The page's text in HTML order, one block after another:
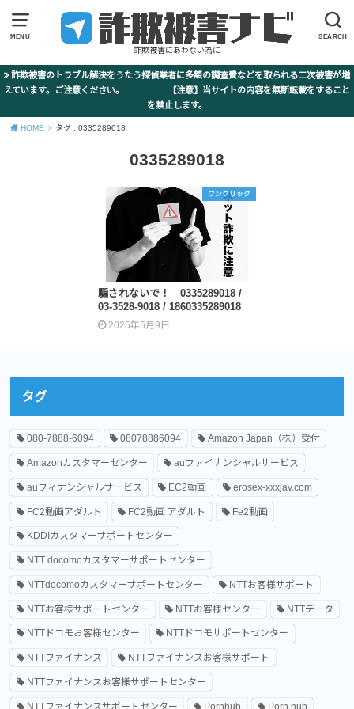
MENU SEARCH
詐欺被害にあわない為に
詐欺被害のトラブル解決をうたう探偵業者に多額の調査費などを取られる二次被害が増
えています。ご注意ください。 【注意】当サイトの内容を無断転載をすること
を禁止します。
HOME タグ : 0335289018
0335289018
ワンクリック
騙されないで！ 0335289018 /
03-3528-9018 / 1860335289018
2025年6月9日
タグ
080-7888-6094 08078886094 Amazon Japan（株）受付
Amazonカスタマーセンター auファイナンシャルサービス
auフィナンシャルサービス EC2動画 erosex-xxxjav.com
FC2動画アダルト FC2動画 アダルト Fe2動画
KDDIカスタマーサポートセンター
NTT docomoカスタマーサポートセンター
NTTdocomoカスタマーサポートセンター NTTお客様サポート
NTTお客様サポートセンター NTTお客様センター NTTデータ
NTTドコモお客様センター NTTドコモサポートセンター
NTTファイナンス NTTファイナンスお客様サポート
NTTファイナンスお客様サポートセンター
NTTファイナンスサポートセンター Pornhub Porn hub